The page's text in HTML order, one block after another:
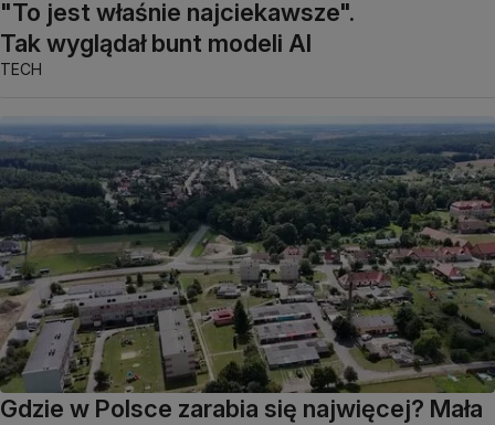
"To jest właśnie najciekawsze".
Tak wyglądał bunt modeli AI
TECH
Gdzie w Polsce zarabia się najwięcej? Mała